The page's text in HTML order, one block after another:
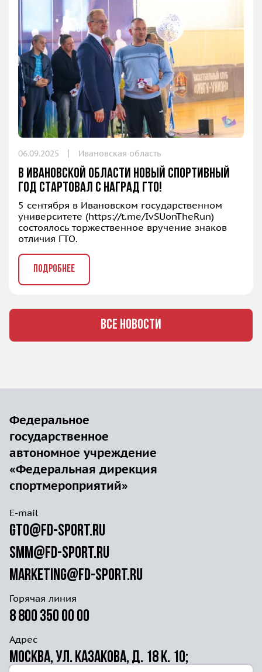
06.09.2025 Ивановская область
В Ивановской области новый спортивный
год стартовал с наград ГТО!
5 сентября в Ивановском государственном
университете (https://t.me/IvSUonTheRun)
состоялось торжественное вручение знаков
отличия ГТО.
ПОДРОБНЕЕ
ВСЕ НОВОСТИ
Федеральное
государственное
автономное учреждение
«Федеральная дирекция
спортмероприятий»
E-mail
gto@fd-sport.ru
smm@fd-sport.ru
marketing@fd-sport.ru
Горячая линия
8 800 350 00 00
Адрес
Москва, ул. Казакова, д. 18 к. 10;